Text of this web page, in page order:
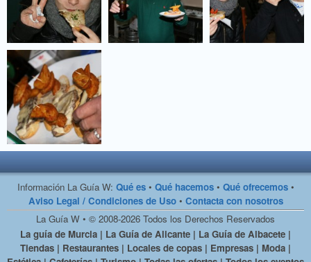
Información La Guía W: Qué es• Qué hacemos• Qué ofrecemos•
Aviso Legal / Condiciones de Uso• Contacta con nosotros
La Guía W • © 2008-2026 Todos los Derechos Reservados
La guía de Murcia | La Guía de Alicante | La Guía de Albacete |
Tiendas | Restaurantes | Locales de copas | Empresas | Moda |